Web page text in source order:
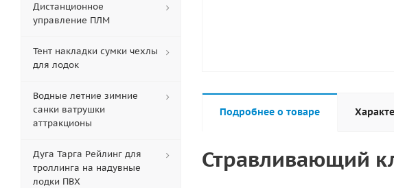
Подробнее о товаре
Стравливающий
Дистанционное
управление ПЛМ
Тент накладки сумки чехлы
для лодок
Водные летние зимние
санки ватрушки
аттракционы
Дуга Тарга Рейлинг для
троллинга на надувные
лодки ПВХ